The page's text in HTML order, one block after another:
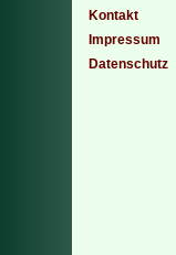
Kontakt
Impressum
Datenschutz